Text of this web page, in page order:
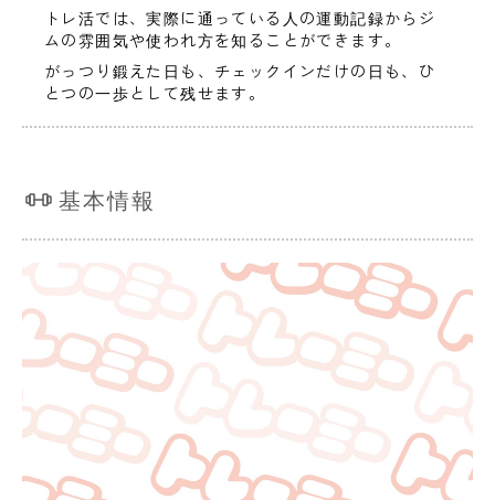
トレ活では、実際に通っている人の運動記録からジ
ムの雰囲気や使われ方を知ることができます。
がっつり鍛えた日も、チェックインだけの日も、ひ
とつの一歩として残せます。
基本情報